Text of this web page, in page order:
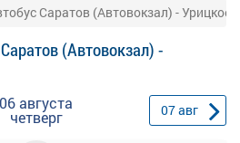
Саратов (Автовокзал) - Урицкое
(Автовокзал) -
06 августа
четверг 07авг